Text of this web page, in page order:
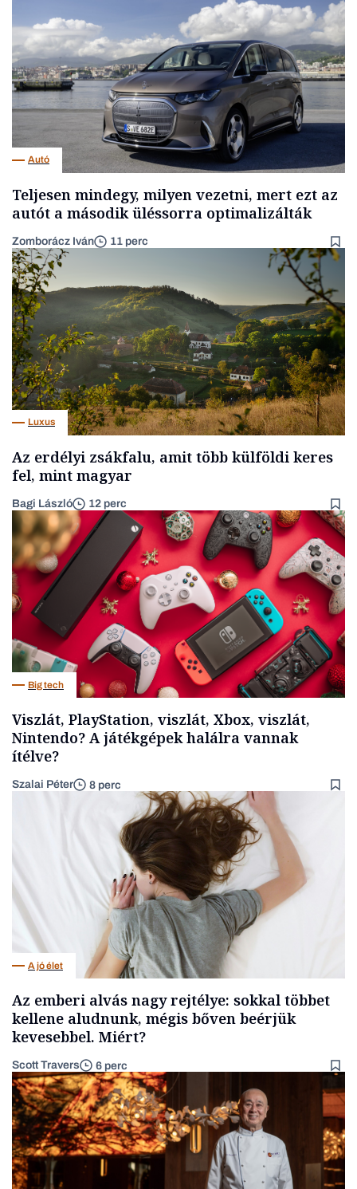
Autó
Teljesen mindegy, milyen vezetni, mert ezt az
autót a második üléssorra optimalizálták
Zomborácz Iván 11 perc
Luxus
Az erdélyi zsákfalu, amit több külföldi keres
fel, mint magyar
Bagi László 12 perc
Big tech
Viszlát, PlayStation, viszlát, Xbox, viszlát,
Nintendo? A játékgépek halálra vannak
ítélve?
Szalai Péter 8 perc
A jó élet
Az emberi alvás nagy rejtélye: sokkal többet
kellene aludnunk, mégis bőven beérjük
kevesebbel. Miért?
Scott Travers 6 perc